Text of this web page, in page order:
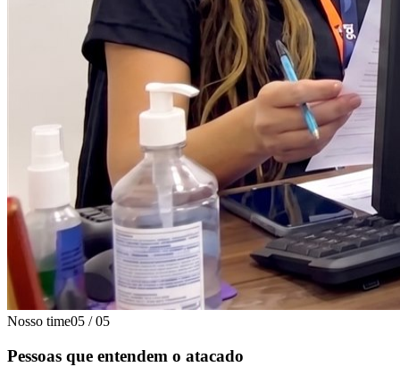
Nosso time05 / 05
Pessoas que entendem o atacado